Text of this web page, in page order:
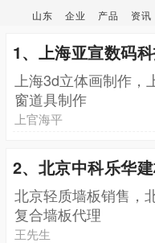
山东 企业 产品 资讯
1、上海亚宣数码
上海3d立体画制作
窗道具制作
上官海平
2、北京中科乐华
北京轻质墙板销售，
复合墙板代理
王先生